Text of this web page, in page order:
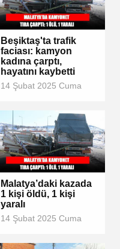
Beşiktaş'ta trafik
faciası: kamyon
kadına çarptı,
hayatını kaybetti
14 Şubat 2025 Cuma
Malatya’daki kazada
1 kişi öldü, 1 kişi
yaralı
14 Şubat 2025 Cuma